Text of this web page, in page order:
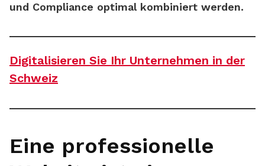
und Compliance optimal kombiniert werden.
Digitalisieren Sie Ihr Unternehmen in der
Schweiz
Eine professionelle